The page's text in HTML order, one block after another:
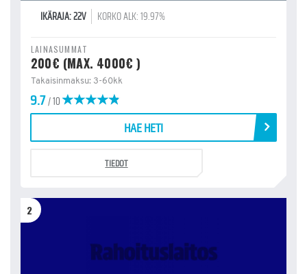
IKÄRAJA: 22V KORKO ALK: 19.97%
LAINASUMMAT
200€ (MAX. 4000€ )
Takaisinmaksu: 3-60kk
9.7/ 10
HAE HETI
TIEDOT
2